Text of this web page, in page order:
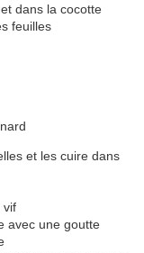
dans la cocotte
feuilles
et les cuire dans
vif
avec une goutte